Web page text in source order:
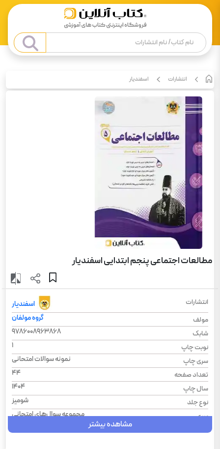
انتشارات اسفندیار
مطالعات اجتماعی پنجم ابتدایی اسفندیار
انتشارات
اسفندیار
مولف
گروه مولفان
شابک
9786008963868
نوبت چاپ
1
سری چاپ
نمونه سوالات امتحانی
تعداد صفحه
44
سال چاپ
1404
نوع جلد
شومیز
سری
مجموعه سوال‌های امتحانی
مشاهده بیشتر